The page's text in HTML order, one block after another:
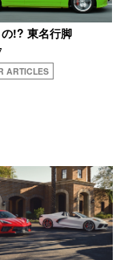
!? 東名行脚
ARTICLES